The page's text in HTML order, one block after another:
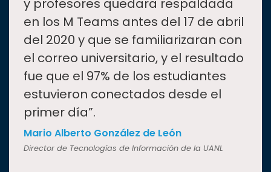
y profesores quedara respaldada
en los M Teams antes del 17 de abril
del 2020 y que se familiarizaran con
el correo universitario, y el resultado
fue que el 97% de los estudiantes
estuvieron conectados desde el
primer día”.
Mario Alberto González de León
Director de Tecnologías de Información de la UANL